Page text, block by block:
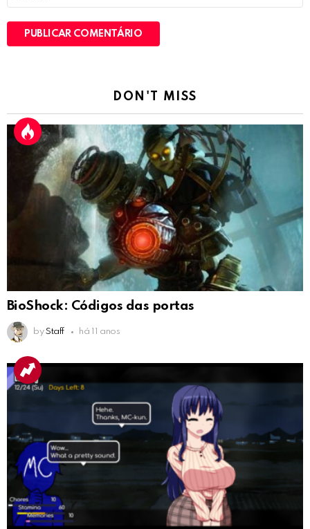
DON'T MISS
BioShock: Códigos das portas
by Staff há 11 anos